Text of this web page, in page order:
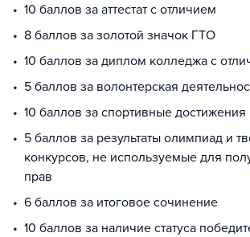
10 баллов за аттестат с отличием
8 баллов за золотой значок ГТО
10 баллов за диплом колледжа с
5 баллов за волонтерская
10 баллов за спортивные достижения
5 баллов за результаты олимпиад и
конкурсов, не используемые для
прав
6 баллов за итоговое сочинение
10 баллов за наличие статуса